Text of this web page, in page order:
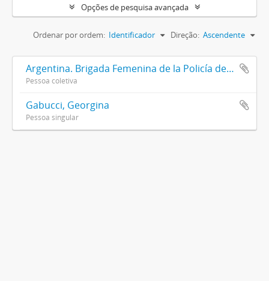
Opções de pesquisa avançada
Ordenar por ordem: Identificador Direção: Ascendente
Argentina. Brigada Femenina de la Policía de la Provincia de Buenos Aires
Pessoa coletiva
Gabucci, Georgina
Pessoa singular